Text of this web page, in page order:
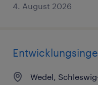
4. August 2026
Wedel,